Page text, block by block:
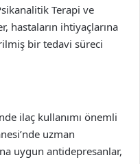
Terapi ve
hastaların ihtiyaçlarına
bir tedavi süreci
ilaç kullanımı önemli
uzman
uygun antidepresanlar,